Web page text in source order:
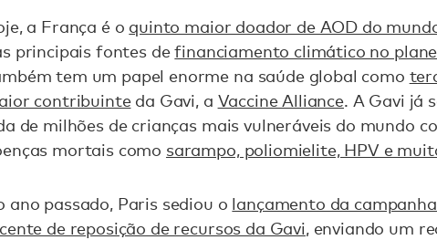
a França é o quinto maior doador de AOD do
principais fontes definanciamento climático no
tem um papel enorme na saúde global como
contribuinteda Gavi, a Vaccine Alliance. A Gavi já
de milhões de crianças mais vulneráveis do mundo
mortais como sarampo, poliomielite, HPV e
ano passado, Paris sediou o lançamento da
de reposição de recursos da Gavi, enviando um